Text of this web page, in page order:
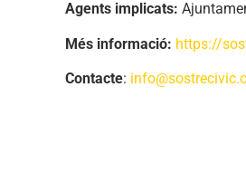
Agents implicats:
Més informació: https://
Contacte: